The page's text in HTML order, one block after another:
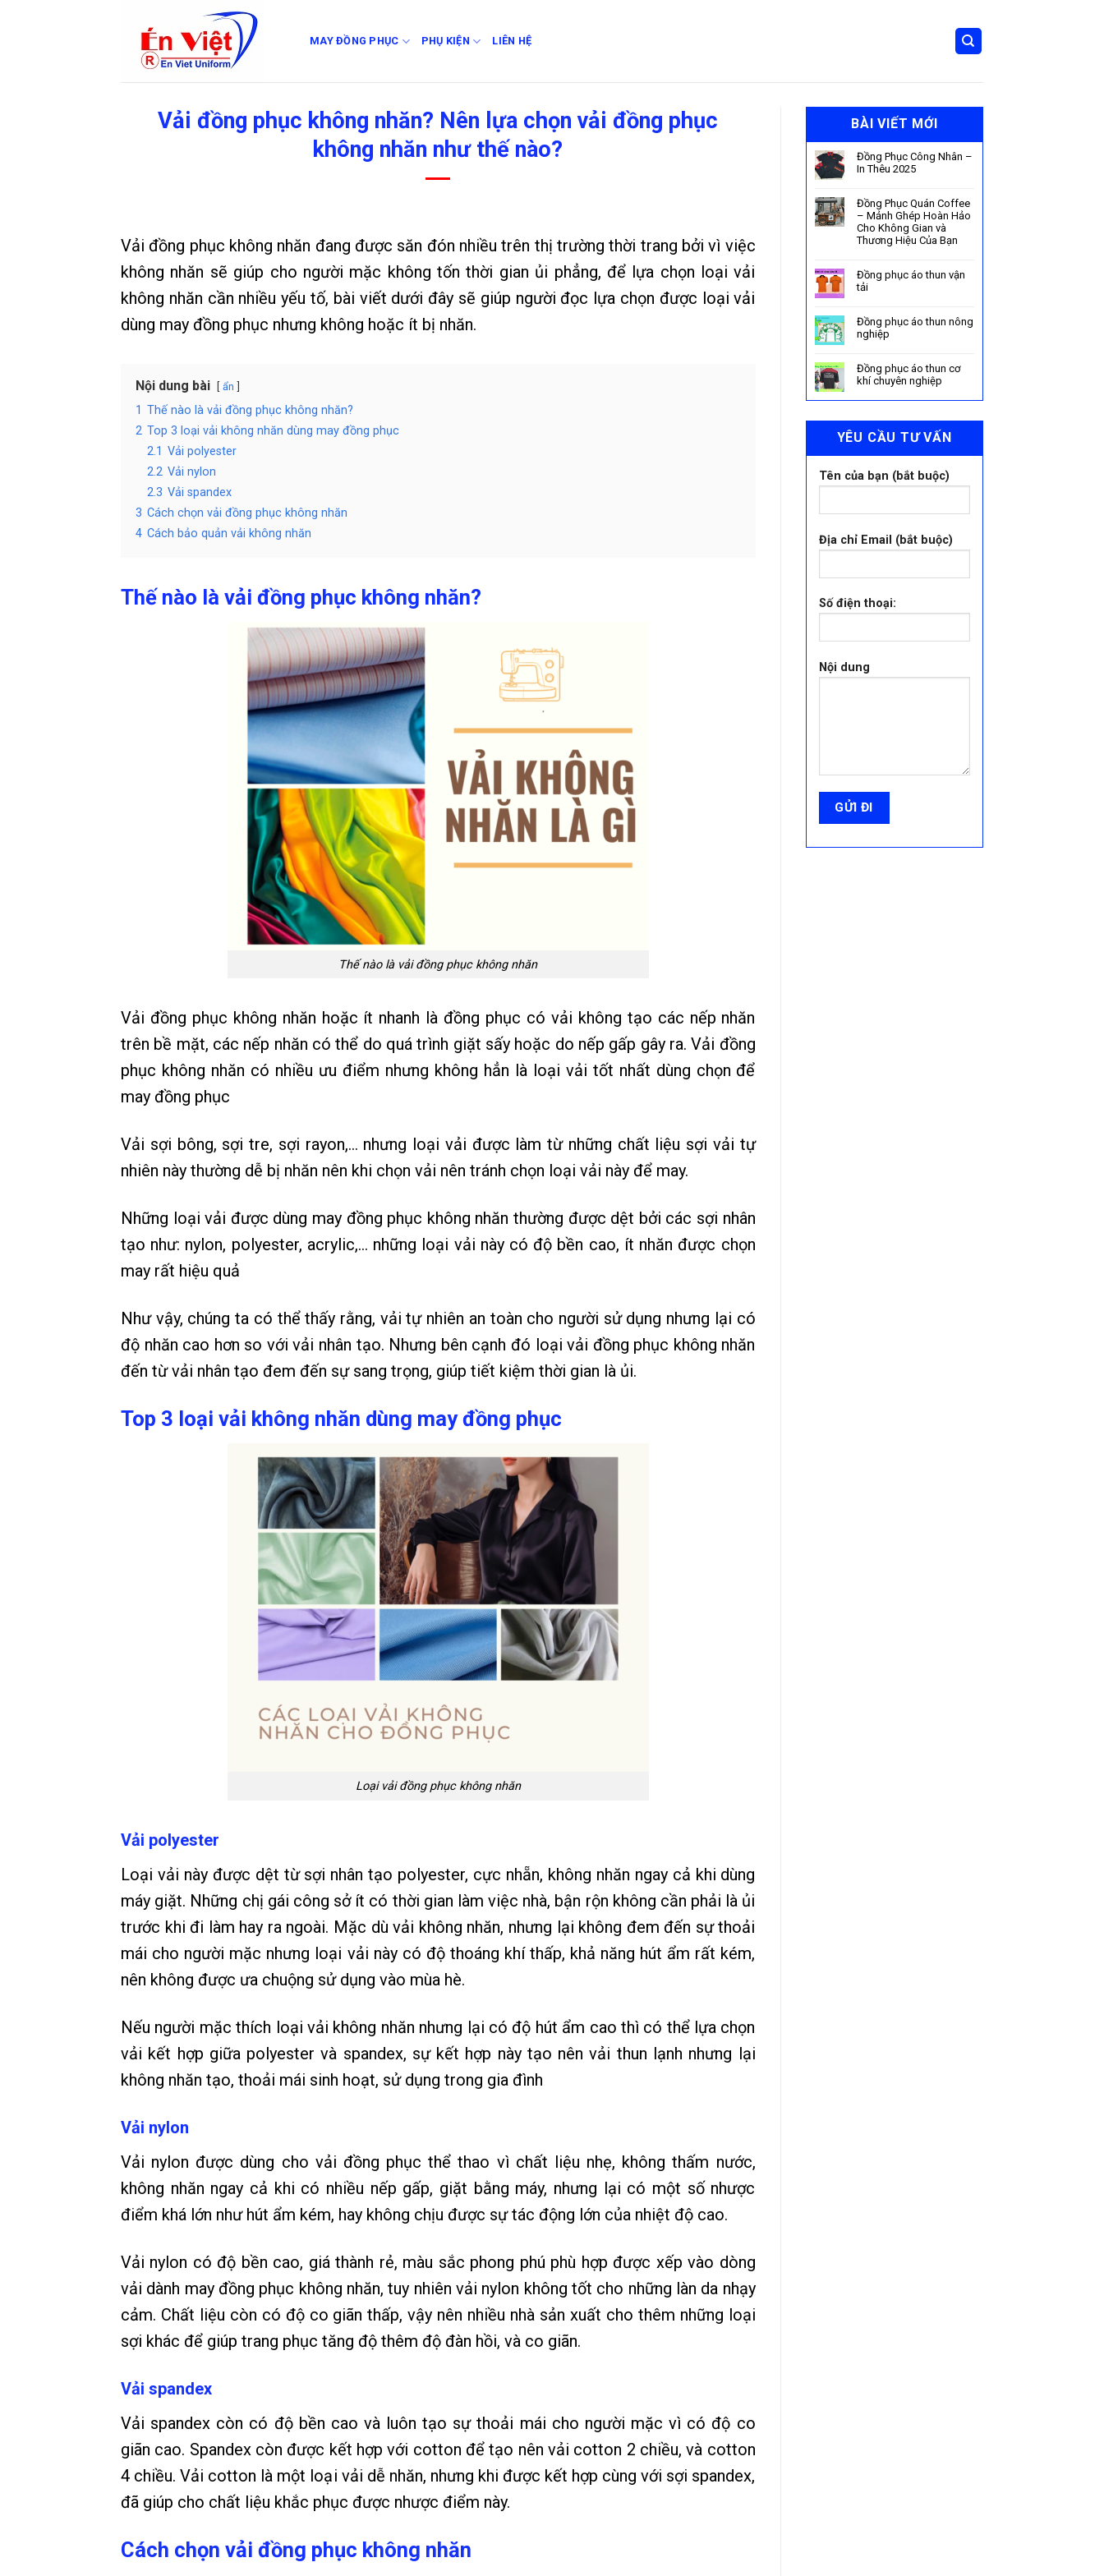
MAY ĐỒNG PHỤC PHỤ KIỆN LIÊN HỆ
Vải đồng phục không nhăn? Nên lựa chọn vải đồng phục
không nhăn như thế nào?
Vải đồng phục không nhăn đang được săn đón nhiều trên thị trường thời trang bởi vì việc
không nhăn sẽ giúp cho người mặc không tốn thời gian ủi phẳng, để lựa chọn loại vải
không nhăn cần nhiều yếu tố, bài viết dưới đây sẽ giúp người đọc lựa chọn được loại vải
dùng may đồng phục nhưng không hoặc ít bị nhăn.
Nội dung bài ẩn
1 Thế nào là vải đồng phục không nhăn?
2 Top 3 loại vải không nhăn dùng may đồng phục
2.1 Vải polyester
2.2 Vải nylon
2.3 Vải spandex
3 Cách chọn vải đồng phục không nhăn
4 Cách bảo quản vải không nhăn
Thế nào là vải đồng phục không nhăn?
Thế nào là vải đồng phục không nhăn
Vải đồng phục không nhăn hoặc ít nhanh là đồng phục có vải không tạo các nếp nhăn
trên bề mặt, các nếp nhăn có thể do quá trình giặt sấy hoặc do nếp gấp gây ra. Vải đồng
phục không nhăn có nhiều ưu điểm nhưng không hẳn là loại vải tốt nhất dùng chọn để
may đồng phục
Vải sợi bông, sợi tre, sợi rayon,… nhưng loại vải được làm từ những chất liệu sợi vải tự
nhiên này thường dễ bị nhăn nên khi chọn vải nên tránh chọn loại vải này để may.
Những loại vải được dùng may đồng phục không nhăn thường được dệt bởi các sợi nhân
tạo như: nylon, polyester, acrylic,… những loại vải này có độ bền cao, ít nhăn được chọn
may rất hiệu quả
Như vậy, chúng ta có thể thấy rằng, vải tự nhiên an toàn cho người sử dụng nhưng lại có
độ nhăn cao hơn so với vải nhân tạo. Nhưng bên cạnh đó loại vải đồng phục không nhăn
đến từ vải nhân tạo đem đến sự sang trọng, giúp tiết kiệm thời gian là ủi.
Top 3 loại vải không nhăn dùng may đồng phục
Loại vải đồng phục không nhăn
Vải polyester
Loại vải này được dệt từ sợi nhân tạo polyester, cực nhẵn, không nhăn ngay cả khi dùng
máy giặt. Những chị gái công sở ít có thời gian làm việc nhà, bận rộn không cần phải là ủi
trước khi đi làm hay ra ngoài. Mặc dù vải không nhăn, nhưng lại không đem đến sự thoải
mái cho người mặc nhưng loại vải này có độ thoáng khí thấp, khả năng hút ẩm rất kém,
nên không được ưa chuộng sử dụng vào mùa hè.
Nếu người mặc thích loại vải không nhăn nhưng lại có độ hút ẩm cao thì có thể lựa chọn
vải kết hợp giữa polyester và spandex, sự kết hợp này tạo nên vải thun lạnh nhưng lại
không nhăn tạo, thoải mái sinh hoạt, sử dụng trong gia đình
Vải nylon
Vải nylon được dùng cho vải đồng phục thể thao vì chất liệu nhẹ, không thấm nước,
không nhăn ngay cả khi có nhiều nếp gấp, giặt bằng máy, nhưng lại có một số nhược
điểm khá lớn như hút ẩm kém, hay không chịu được sự tác động lớn của nhiệt độ cao.
Vải nylon có độ bền cao, giá thành rẻ, màu sắc phong phú phù hợp được xếp vào dòng
vải dành may đồng phục không nhăn, tuy nhiên vải nylon không tốt cho những làn da nhạy
cảm. Chất liệu còn có độ co giãn thấp, vậy nên nhiều nhà sản xuất cho thêm những loại
sợi khác để giúp trang phục tăng độ thêm độ đàn hồi, và co giãn.
Vải spandex
Vải spandex còn có độ bền cao và luôn tạo sự thoải mái cho người mặc vì có độ co
giãn cao. Spandex còn được kết hợp với cotton để tạo nên vải cotton 2 chiều, và cotton
4 chiều. Vải cotton là một loại vải dễ nhăn, nhưng khi được kết hợp cùng với sợi spandex,
đã giúp cho chất liệu khắc phục được nhược điểm này.
Cách chọn vải đồng phục không nhăn
BÀI VIẾT MỚI
Đồng Phục Công Nhân –
In Thêu 2025
Đồng Phục Quán Coffee
– Mảnh Ghép Hoàn Hảo
Cho Không Gian và
Thương Hiệu Của Bạn
Đồng phục áo thun vận
tải
Đồng phục áo thun nông
nghiệp
Đồng phục áo thun cơ
khí chuyên nghiệp
YÊU CẦU TƯ VẤN
Tên của bạn (bắt buộc)
Địa chỉ Email (bắt buộc)
Số điện thoại:
Nội dung